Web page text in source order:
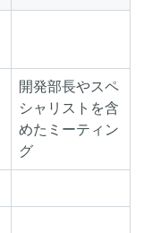
開発部長やスペ
シャリストを含
めたミーティン
グ